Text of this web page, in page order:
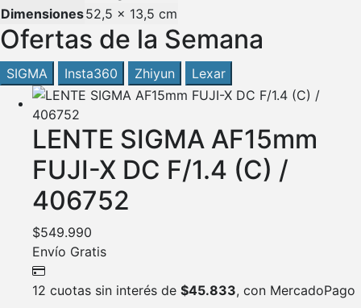
Dimensiones52,5 × 13,5 cm
Ofertas de la Semana
SIGMA Insta360 Zhiyun Lexar
LENTE SIGMA AF15mm
FUJI-X DC F/1.4 (C) /
406752
$549.990
Envío Gratis
12 cuotas sin interés de $45.833, con MercadoPago